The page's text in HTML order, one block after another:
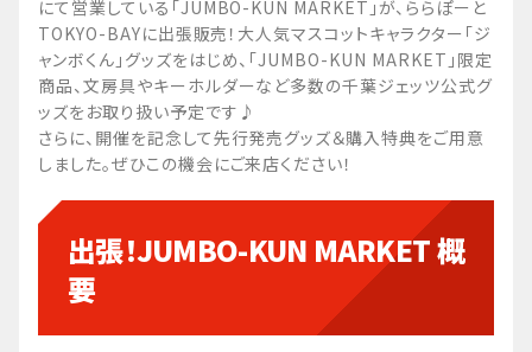
にて営業している「JUMBO-KUN MARKET」が、ららぽーと
TOKYO-BAYに出張販売！大人気マスコットキャラクター「ジ
ャンボくん」グッズをはじめ、「JUMBO-KUN MARKET」限定
商品、文房具やキーホルダーなど多数の千葉ジェッツ公式グ
ッズをお取り扱い予定です♪
さらに、開催を記念して先行発売グッズ＆購入特典をご用意
しました。ぜひこの機会にご来店ください！
出張！JUMBO-KUN MARKET 概
要